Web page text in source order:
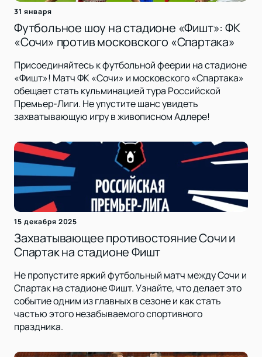
31 января
Футбольное шоу на стадионе «Фишт»: ФК
«Сочи» против московского «Спартака»
Присоединяйтесь к футбольной феерии на стадионе
«Фишт»! Матч ФК «Сочи» и московского «Спартака»
обещает стать кульминацией тура Российской
Премьер-Лиги. Не упустите шанс увидеть
захватывающую игру в живописном Адлере!
15 декабря 2025
Захватывающее противостояние Сочи и
Спартак на стадионе Фишт
Не пропустите яркий футбольный матч между Сочи и
Спартак на стадионе Фишт. Узнайте, что делает это
событие одним из главных в сезоне и как стать
частью этого незабываемого спортивного
праздника.